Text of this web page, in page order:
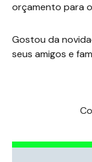
orçamento para
Gostou da
seus amigos e